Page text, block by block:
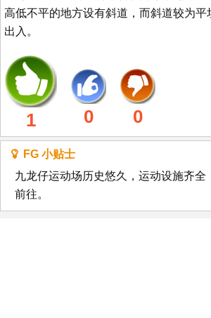
高低不平的地方设有斜道，而斜道较为平
出入。
1 0 0
FG 小贴士
九龙仔运动场历史悠久，运动设施齐全
前往。